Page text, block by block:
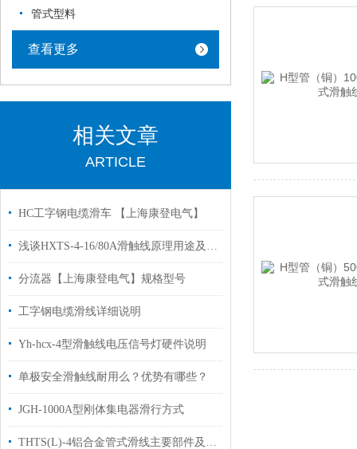
管式型料
查看更多
相关文章
ARTICLE
HC工字钢电缆滑车 【上海康登电气】
浅谈HXTS-4-16/80A滑触线原理用途及规格
分流器【上海康登电气】规格型号
工字钢电缆滑线详细说明
Yh-hcx-4型滑触线电压信号灯硬件说明
单极安全滑触线耐用么？优势有哪些？
JGH-1000A型刚体集电器滑行方式
THTS(L)-4铝合金管式滑线主要部件及其工作原理